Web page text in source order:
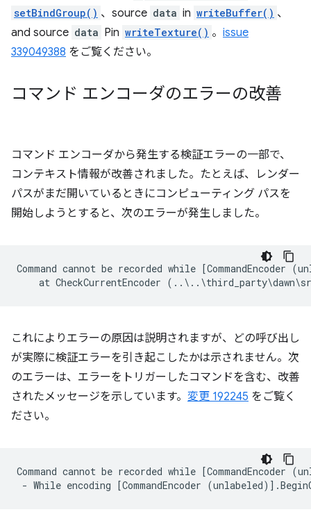
setBindGroup() 、source data in writeBuffer() 、
and source data Pin writeTexture() 。 issue
339049388 をご覧ください。
コマンド エンコーダのエラーの改善
コマンド エンコーダから発生する検証エラーの一部で、
コンテキスト情報が改善されました。たとえば、レンダー
パスがまだ開いているときにコンピューティング パスを
開始しようとすると、次のエラーが発生しました。
Command cannot be recorded while
これによりエラーの原因は説明されますが、どの呼び出し
が実際に検証エラーを引き起こしたかは示されません。次
のエラーは、エラーをトリガーしたコマンドを含む、改善
されたメッセージを示しています。 変更 192245 をご覧く
ださい。
Command cannot be recorded while